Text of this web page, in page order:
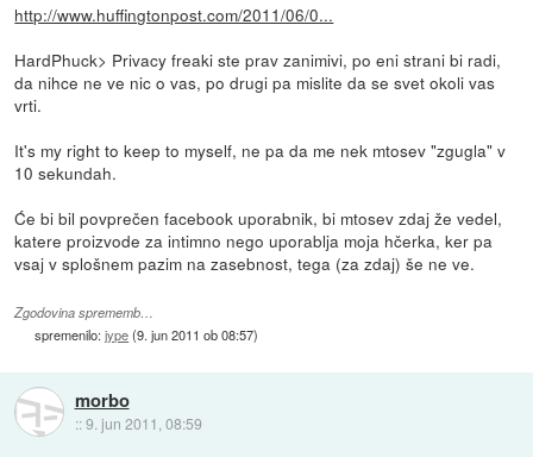
http://www.huffingtonpost.com/2011/06/0...
HardPhuck> Privacy freaki ste prav zanimivi, po eni strani bi radi,
da nihce ne ve nic o vas, po drugi pa mislite da se svet okoli vas
vrti.
It's my right to keep to myself, ne pa da me nek mtosev "zgugla" v
10 sekundah.
Će bi bil povprečen facebook uporabnik, bi mtosev zdaj že vedel,
katere proizvode za intimno nego uporablja moja hčerka, ker pa
vsaj v splošnem pazim na zasebnost, tega (za zdaj) še ne ve.
Zgodovina sprememb…
spremenilo:jype(9. jun 2011 ob 08:57)
morbo
::9. jun 2011, 08:59